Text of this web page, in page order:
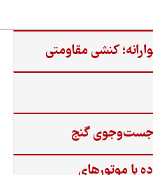
کنشی مقاومتی
جست‌وجوی گنج‌
با موتورهای